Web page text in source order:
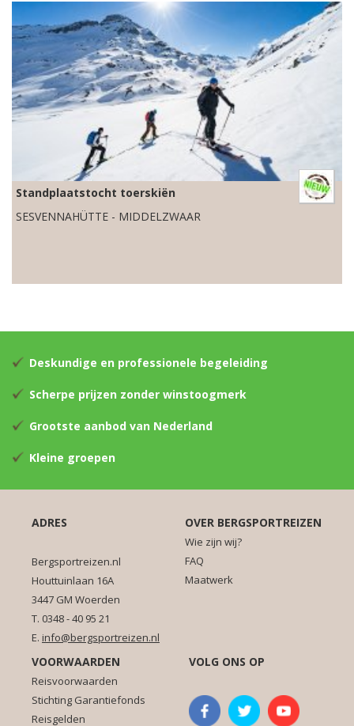
Standplaatstocht toerskiën
SESVENNAHÜTTE - MIDDELZWAAR
Deskundige en professionele begeleiding
Scherpe prijzen zonder winstoogmerk
Grootste aanbod van Nederland
Kleine groepen
ADRES
Bergsportreizen.nl
Houttuinlaan 16A
3447 GM Woerden
T. 0348 - 40 95 21
E. info@bergsportreizen.nl
OVER BERGSPORTREIZEN
Wie zijn wij?
FAQ
Maatwerk
VOORWAARDEN
Reisvoorwaarden
Stichting Garantiefonds
Reisgelden
VOLG ONS OP